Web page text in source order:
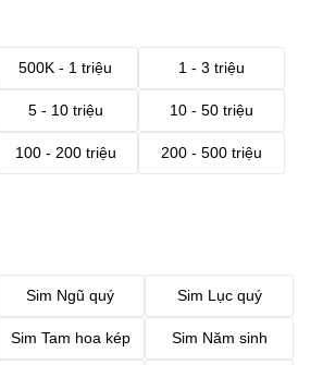
500K - 1 triệu 1 - 3 triệu
5 - 10 triệu 10 - 50 triệu
100 - 200 triệu 200 - 500 triệu
Sim Ngũ quý Sim Lục quý
Sim Tam hoa kép Sim Năm sinh